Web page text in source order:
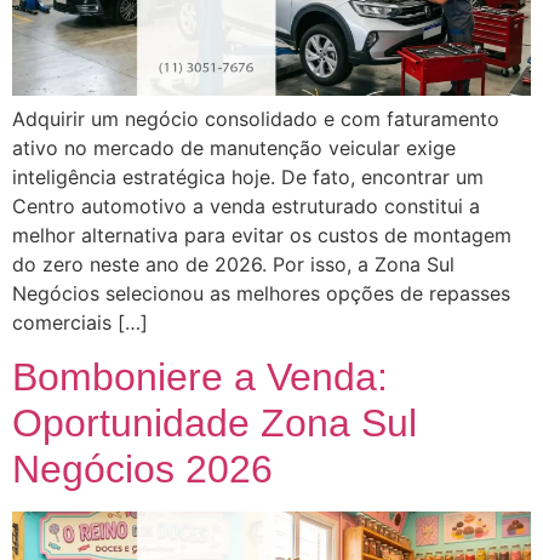
Adquirir um negócio consolidado e com faturamento
ativo no mercado de manutenção veicular exige
inteligência estratégica hoje. De fato, encontrar um
Centro automotivo a venda estruturado constitui a
melhor alternativa para evitar os custos de montagem
do zero neste ano de 2026. Por isso, a Zona Sul
Negócios selecionou as melhores opções de repasses
comerciais […]
Bomboniere a Venda:
Oportunidade Zona Sul
Negócios 2026